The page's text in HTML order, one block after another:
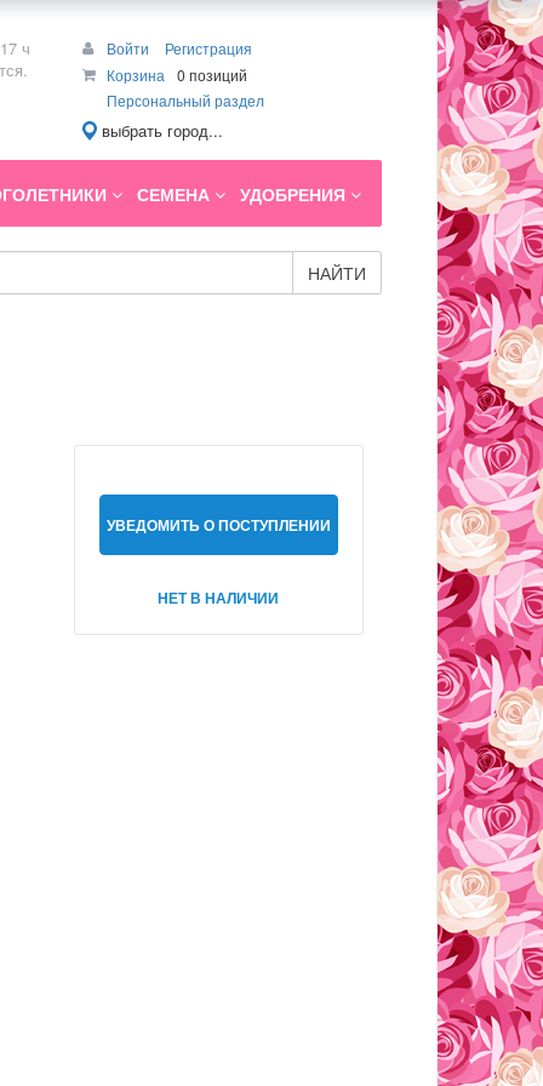
ч
Войти
Регистрация
Корзина
0 позиций
Персональный раздел
выбрать город...
СЕМЕНА УДОБРЕНИЯ
НАЙТИ
УВЕДОМИТЬ О ПОСТУПЛЕНИИ
НЕТ В НАЛИЧИИ